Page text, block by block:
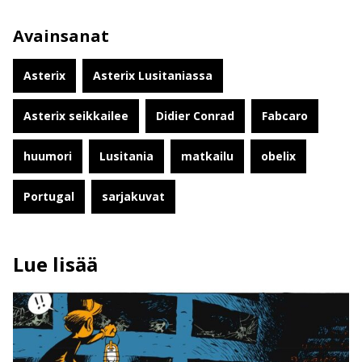
Avainsanat
Asterix Asterix Lusitaniassa
Asterix seikkailee Didier Conrad Fabcaro
huumori Lusitania matkailu obelix
Portugal sarjakuvat
Lue lisää